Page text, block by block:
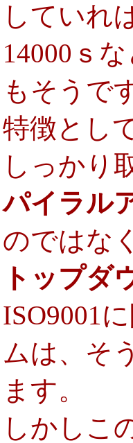
していれ
14000ｓ
もそうで
特徴とし
しっかり
パイラル
のではな
トップダ
ISO9001
ムは、そ
ます。
しかしこ